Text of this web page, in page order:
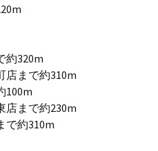
約320m
店まで約310m
100m
店まで約230m
で約310m